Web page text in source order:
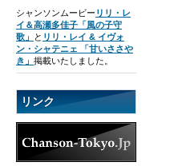
シャンソンムービー リリ・レ
イ＆高瀬多佳子「風の子守
歌」
と リリ・レイ & イヴォ
ン・シャテニェ 「甘いささや
き」 掲載いたしました。
リンク